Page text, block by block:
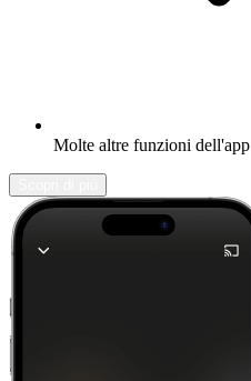
Molte altre funzioni dell'app